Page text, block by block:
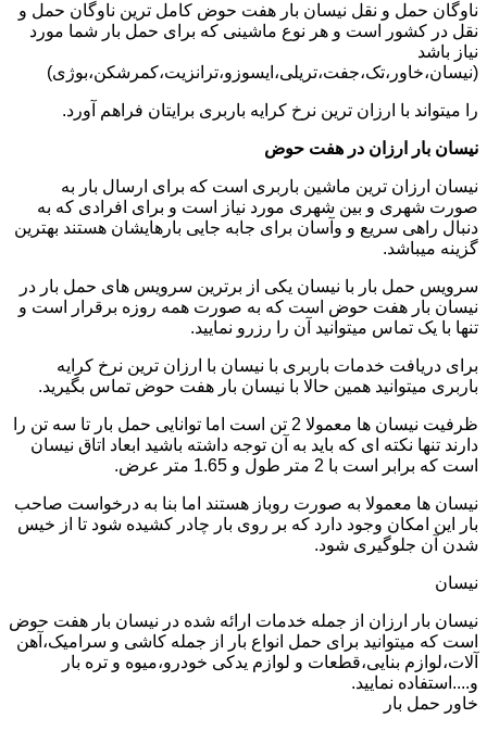
ناوگان حمل و نقل نیسان بار هفت حوض کامل ترین ناوگان حمل و
نقل در کشور است و هر نوع ماشینی که برای حمل بار شما مورد
نیاز باشد
(نیسان،خاور،تک،جفت،تریلی،ایسوزو،ترانزیت،کمرشکن،بوژی)
را میتواند با ارزان ترین نرخ کرایه باربری برایتان فراهم آورد.
نیسان بار ارزان در هفت حوض
نیسان ارزان ترین ماشین باربری است که برای ارسال بار به
صورت شهری و بین شهری مورد نیاز است و برای افرادی که به
دنبال راهی سریع و وآسان برای جابه جایی بارهایشان هستند بهترین
گزینه میباشد.
سرویس حمل بار با نیسان یکی از برترین سرویس های حمل بار در
نیسان بار هفت حوض است که به صورت همه روزه برقرار است و
تنها با یک تماس میتوانید آن را رزرو نمایید.
برای دریافت خدمات باربری با نیسان با ارزان ترین نرخ کرایه
باربری میتوانید همین حالا با نیسان بار هفت حوض تماس بگیرید.
ظرفیت نیسان ها معمولا 2 تن است اما توانایی حمل بار تا سه تن را
دارند تنها نکته ای که باید به آن توجه داشته باشید ابعاد اتاق نیسان
است که برابر است با 2 متر طول و 1.65 متر عرض.
نیسان ها معمولا به صورت روباز هستند اما بنا به درخواست صاحب
بار این امکان وجود دارد که بر روی بار چادر کشیده شود تا از خیس
شدن آن جلوگیری شود.
نیسان
نیسان بار ارزان از جمله خدمات ارائه شده در نیسان بار هفت حوض
است که میتوانید برای حمل انواع بار از جمله کاشی و سرامیک،آهن
آلات،لوازم بنایی،قطعات و لوازم یدکی خودرو،میوه و تره بار
و....استفاده نمایید.
خاور حمل بار